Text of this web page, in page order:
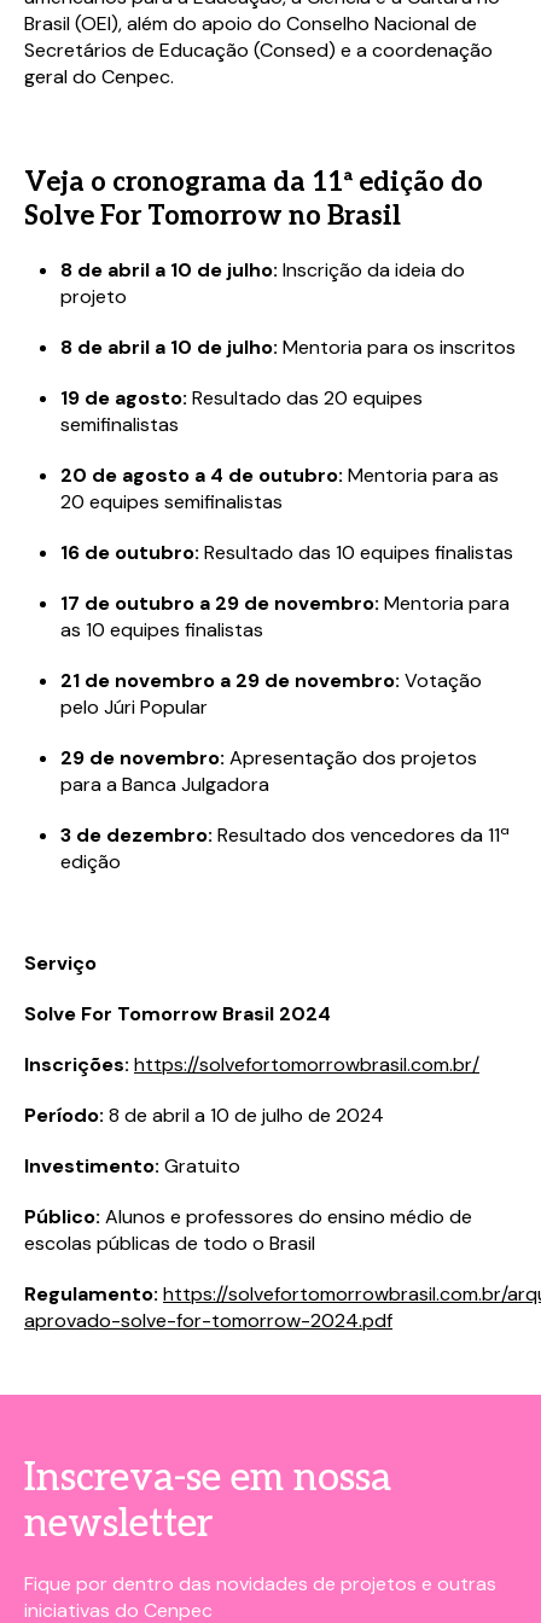
Baixe o material completo
Preencha o formulário abaixo e tenha acesso
em seguida.
Baixe o material completo
Preencha o formulário abaixo e tenha acesso
em seguida.
Brasil (OEI), além do apoio do Conselho Nacional de
Secretários de Educação (Consed) e a coordenação
geral do Cenpec.
Veja o cronograma da 11ª edição do
Solve For Tomorrow no Brasil
8 de abril a 10 de julho: Inscrição da ideia do
projeto
8 de abril a 10 de julho: Mentoria para os inscritos
19 de agosto: Resultado das 20 equipes
semifinalistas
20 de agosto a 4 de outubro: Mentoria para as
20 equipes semifinalistas
16 de outubro: Resultado das 10 equipes finalistas
17 de outubro a 29 de novembro: Mentoria para
as 10 equipes finalistas
21 de novembro a 29 de novembro: Votação
pelo Júri Popular
29 de novembro: Apresentação dos projetos
para a Banca Julgadora
3 de dezembro: Resultado dos vencedores da 11ª
edição
Serviço
Solve For Tomorrow Brasil 2024
Inscrições: https://solvefortomorrowbrasil.com.br/
Período: 8 de abril a 10 de julho de 2024
Investimento: Gratuito
Público: Alunos e professores do ensino médio de
escolas públicas de todo o Brasil
Regulamento: https://solvefortomorrowbrasil.com.br/
aprovado-solve-for-tomorrow-2024.pdf
Inscreva-se em nossa
newsletter
Fique por dentro das novidades de projetos e outras
iniciativas do Cenpec